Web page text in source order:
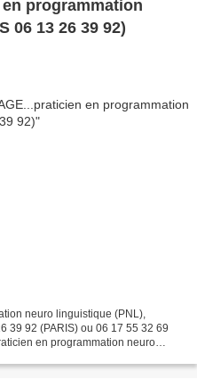
programmation
06 13 26 39 92)
neuro linguistique (PNL),
39 92 (PARIS) ou 06 17 55 32 69
en programmation neuro